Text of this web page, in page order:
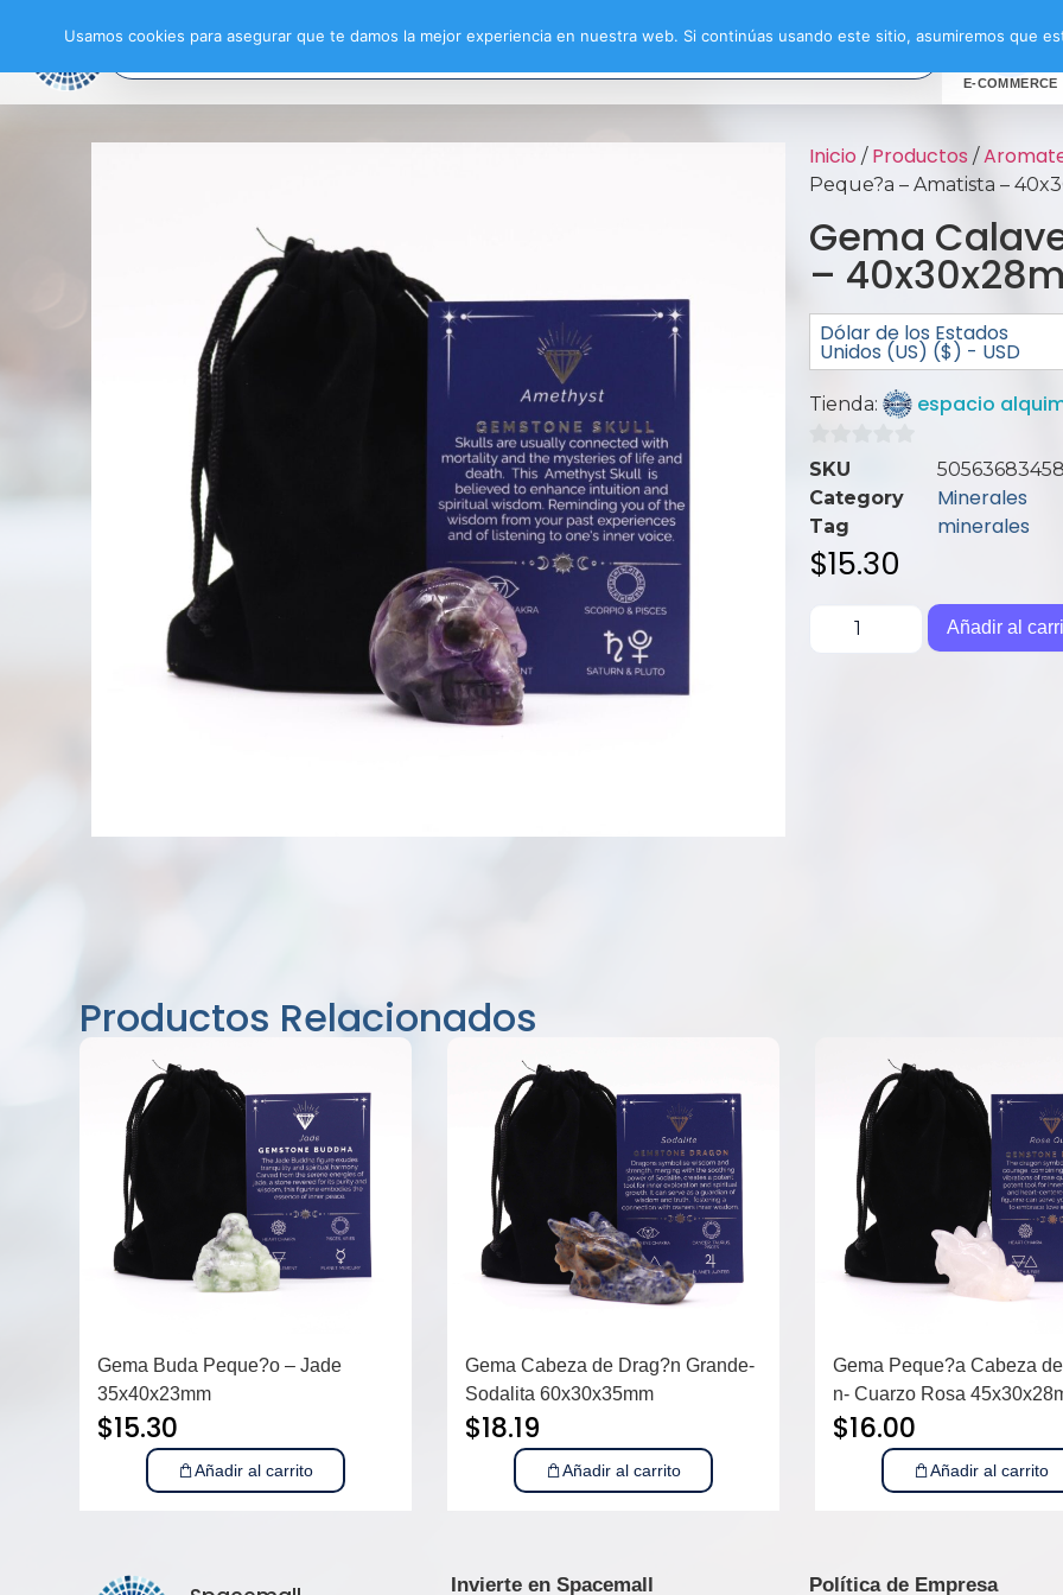
E-COMMERCE
Inicio / Productos /
Peque?a – Amatista –
Gema
–
Dólar de los Estados
Unidos (US) ($) - USD
Tienda: espacio
0
de
5
SKU
Category
Minerales
Tag minerales
$15.30
Añadir al
Productos Relacionados
Gema Buda Peque?o – Jade
35x40x23mm
$15.30
Añadir al carrito
Gema Cabeza de Drag?n Grande-
Sodalita 60x30x35mm
$18.19
Añadir al carrito
Gema Peque?a Cabeza
n- Cuarzo Rosa
$16.00
Añadir al carrito
Invierte en Spacemall Política de Empresa
Usamos cookies para asegurar que te damos la mejor experiencia en nuestra web. Si continúas usando este sitio, asumiremos que